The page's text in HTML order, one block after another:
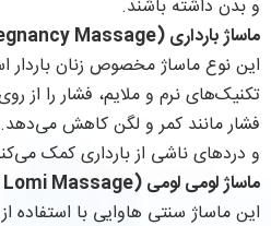
و بدن داشته باشند.
ماساژ بارداری (Pregnancy Massage)
این نوع ماساژ مخصوص زنان باردار
تکنیک‌های نرم و ملایم، فشار را از
فشار مانند کمر و لگن کاهش
و دردهای ناشی از بارداری کمک
ماساژ لومی لومی (Lomi Lomi Massage)
این ماساژ سنتی هاوایی با